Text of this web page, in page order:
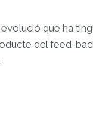
evolució que ha
del feed-